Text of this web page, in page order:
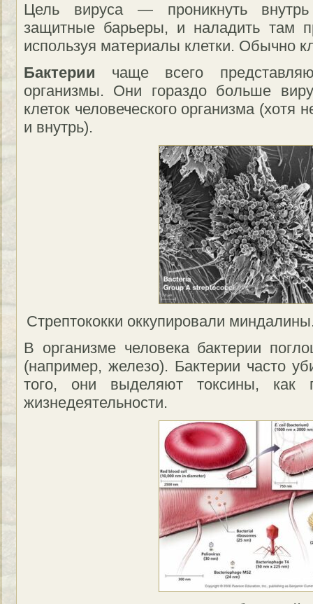
Цель вируса — проникнуть
защитные барьеры, и наладить там
используя материалы клетки. Обычно
Бактерии чаще всего
организмы. Они гораздо больше
клеток человеческого организма (хотя
и внутрь).
Стрептококки оккупировали
В организме человека бактерии
(например, железо). Бактерии часто
того, они выделяют токсины, как
жизнедеятельности.